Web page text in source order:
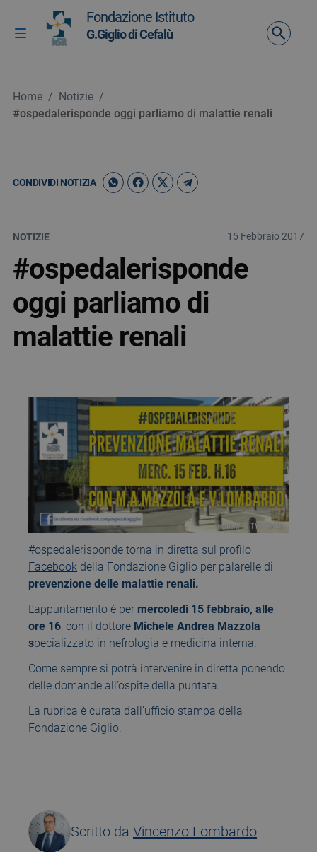
Vai ai contenuti
Vai al menu di navigazione
Vai al footer
Attiva / disattiva la navigazione
Fondazione Istituto
G.Giglio di Cefalù
Home / Notizie /
#ospedalerisponde oggi parliamo di malattie renali
CONDIVIDI NOTIZIA
NOTIZIE 15 Febbraio 2017
#ospedalerisponde
oggi parliamo di
malattie renali
#ospedalerisponde torna in diretta sul profilo
Facebook della Fondazione Giglio per palarelle di
prevenzione delle malattie renali.
L’appuntamento è per mercoledì 15 febbraio, alle
ore 16, con il dottore Michele Andrea Mazzola
specializzato in nefrologia e medicina interna.
Come sempre si potrà intervenire in diretta ponendo
delle domande all’ospite della puntata.
La rubrica è curata dall’ufficio stampa della
Fondazione Giglio.
Scritto da Vincenzo Lombardo